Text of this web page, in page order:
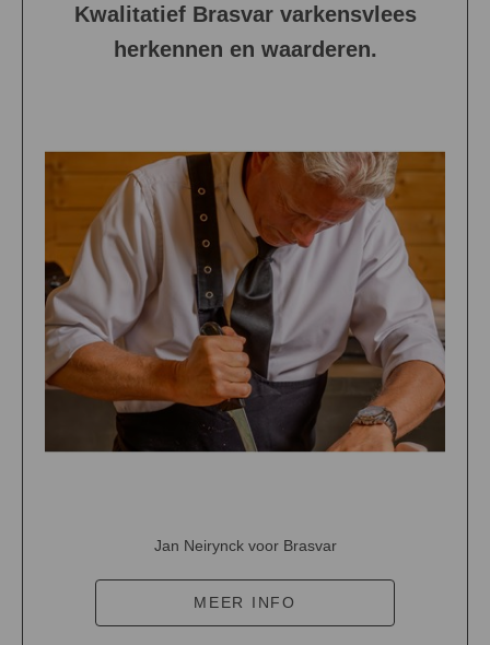
Kwalitatief Brasvar varkensvlees
herkennen en waarderen.
Jan Neirynck voor Brasvar
MEER INFO